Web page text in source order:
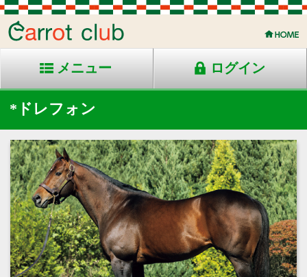
メニュー ログイン
*ドレフォン
2013年生 鹿毛 米国産